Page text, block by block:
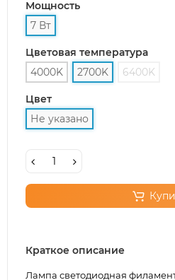
Мощность
7 Вт
Цветовая температура
4000K
2700K 6400K
Цвет
Не указано
Краткое описание
Лампа светодиодная